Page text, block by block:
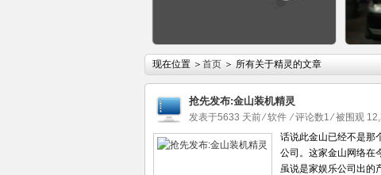
详细内容
简单桌布网站分享 卡
现在位置 ＞ 首页 ＞ 所有关于精灵的文章
抢先发布:金山装机精灵
发表于5633 天前 ⁄软件 ⁄评论数1⁄ 被围观
话说此金山已经不是那
公司。这家金山网络在
虽说是家娱乐公司出的